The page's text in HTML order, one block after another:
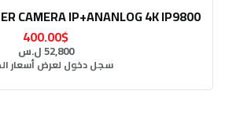
CAMERA IP+ANANLOG 4K IP9800
400.00$
52,800 ل.س
سجل دخول لعرض أسعار